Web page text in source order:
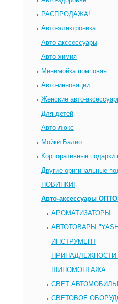
РАСПРОДАЖА!
Авто-электроника
Авто-акссессуары
Авто-химия
Минимойка помповая
Авто-инновации
Женские авто-
Для детей
Авто-люкс
Мойки Балио
Корпоративные подарки
Другие оригинальные
НОВИНКИ!
Авто-аксессуары
AРОМАТИЗАТОРЫ
АВТОТОВАРЫ
ИНСТРУМЕНТ
ПРИНАДЛЕЖНОСТИ
ШИНОМОНТАЖА
СВЕТ
СВЕТОВОЕ